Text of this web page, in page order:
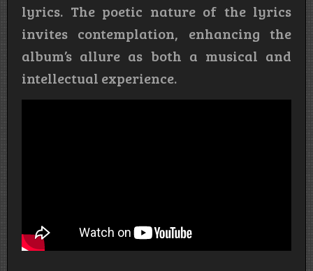
lyrics. The poetic nature of the lyrics
invites contemplation, enhancing the
album’s allure as both a musical and
intellectual experience.